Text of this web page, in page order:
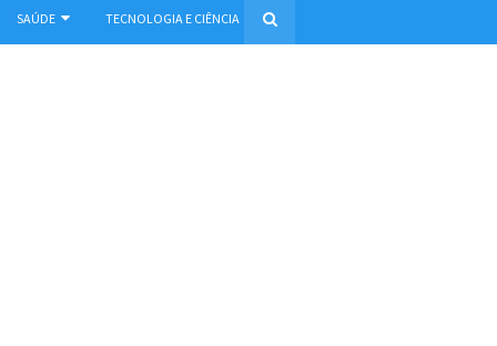
SAÚDE TECNOLOGIA E CIÊNCIA